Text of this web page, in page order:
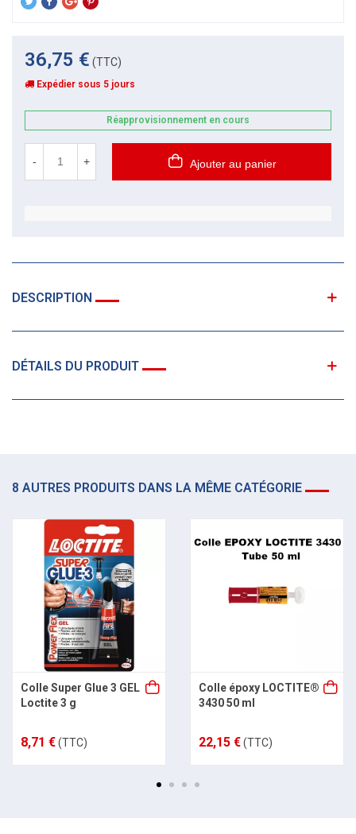
36,75 € (TTC)
Expédier sous 5 jours
Réapprovisionnement en cours
- + Ajouter au panier
DESCRIPTION
DÉTAILS DU PRODUIT
8 AUTRES PRODUITS DANS LA MÊME CATÉGORIE
Colle Super Glue 3 GEL
Loctite 3 g
8,71 €(TTC)
Colle époxy LOCTITE®
3430 50 ml
22,15 €(TTC)